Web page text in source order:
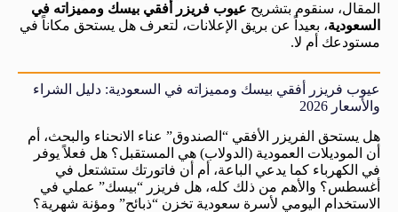
المقال، سنقوم بتشريح عيوب فريزر أفقي بيسك ومميزاته في
السعودية، بعيداً عن بريق الإعلانات، لتعرف هل يستحق مكاناً في
مستودعك أم لا.
عيوب فريزر أفقي بيسك ومميزاته في السعودية: دليل الشراء
والأسعار 2026
هل يستحق الفريزر الأفقي “الصندوق” عناء الانحناء والبحث، أم
أن الموديلات العمودية (الدولاب) هي المستقبل؟ هل فعلاً يوفر
في الكهرباء كما يدعي الباعة، أم أن فاتورتك ستشتعل في
أغسطس؟ والأهم من ذلك كله، هل فريزر “بيسك” عملي في
الاستخدام اليومي لأسرة سعودية تخزن “ذبائح” ومؤنة شهرية؟